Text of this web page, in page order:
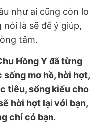
như ai cũng còn lo
là sẽ để ý giúp,
tâm.
Hồng Y đã từng
sống mơ hồ, hời hợt,
tiêu, sống kiểu cho
hời hợt lại với bạn,
chỉ có bạn.